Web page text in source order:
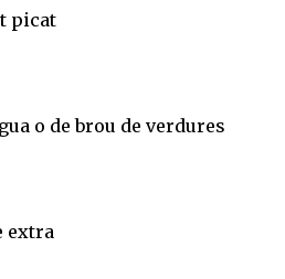
picat
o de brou de verdures
extra